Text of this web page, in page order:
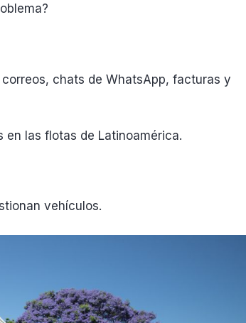
chats de WhatsApp, facturas y
en las flotas de Latinoamérica.
vehículos.